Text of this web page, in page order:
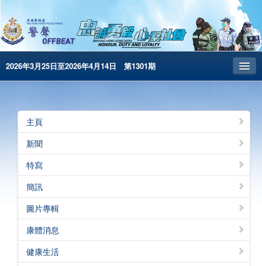
2026年3月25日至2026年4月14日 第1301期
昔日警聲
警務處主頁
简体版
English
電子書版
警聲特刊
主頁
新聞
特寫
簡訊
圖片專輯
康體消息
健康生活